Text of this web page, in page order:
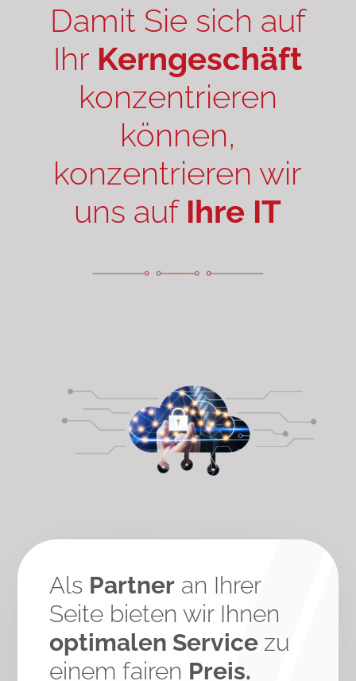
Damit Sie sich auf
Ihr Kerngeschäft
konzentrieren
können,
konzentrieren wir
uns auf Ihre IT
Als Partner an Ihrer
Seite bieten wir Ihnen
optimalen Service zu
einem fairen Preis.